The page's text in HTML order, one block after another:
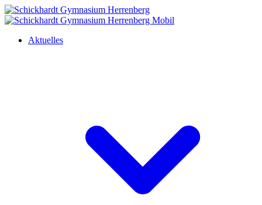
Aktuelles